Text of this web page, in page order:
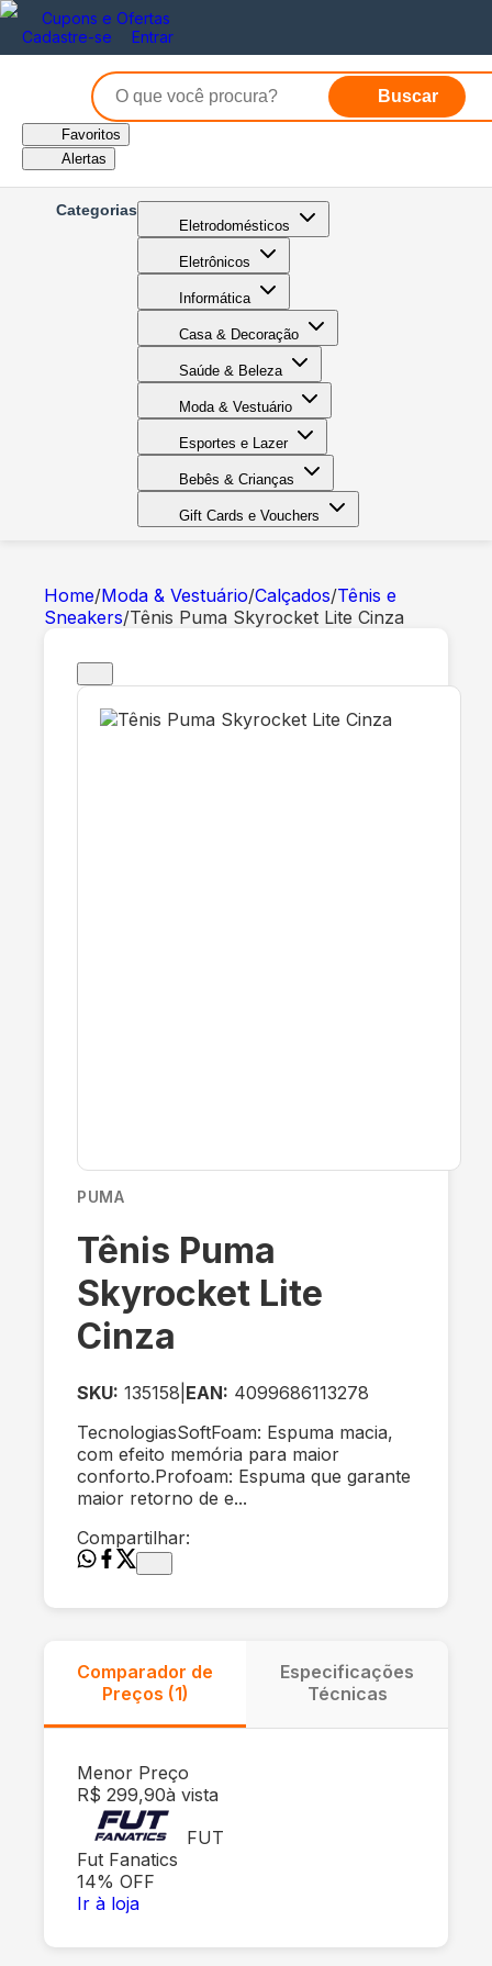
Cupons e Ofertas
Cadastre-se
Entrar
Buscar
Favoritos
Alertas
Categorias
Eletrodomésticos
Eletrônicos
Informática
Casa & Decoração
Saúde & Beleza
Moda & Vestuário
Esportes e Lazer
Bebês & Crianças
Gift Cards e Vouchers
Home/Moda & Vestuário/Calçados/Tênis e
Sneakers/Tênis Puma Skyrocket Lite Cinza
PUMA
Tênis Puma
Skyrocket Lite
Cinza
SKU: 135158 EAN: 4099686113278
TecnologiasSoftFoam: Espuma macia,
com efeito memória para maior
conforto.Profoam: Espuma que garante
maior retorno de e...
Compartilhar:
Comparador de
Preços (1)
Especificações
Técnicas
Menor Preço
R$ 299,90à vista
FUT
Fut Fanatics
14% OFF
Ir à loja